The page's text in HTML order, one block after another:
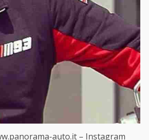
auto.it – Instagram